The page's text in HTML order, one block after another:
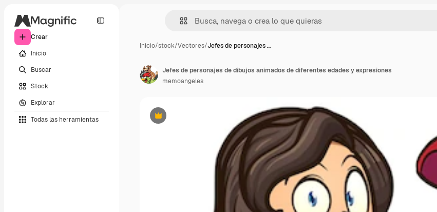
Crear
Inicio
Buscar
Stock
Explorar
Todas las herramientas
Inicio/stock/Vectores/Jefes de personajes …
Premium
Jefes de personajes de dibujos animados de diferentes edades y expresiones
memoangeles